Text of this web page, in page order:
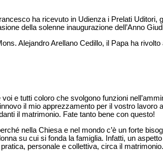
ha ricevuto in Udienza i Prelati Uditori,
della solenne inaugurazione dell’Anno
Alejandro Arellano Cedillo, il Papa ha rivolto
e tutti coloro che svolgono funzioni
il mio apprezzamento per il vostro lavoro
il matrimonio. Fate tanto bene con questo!
nella Chiesa e nel mondo c’è un forte
su cui si fonda la famiglia. Infatti, un
personale e collettiva, circa il matrimonio.